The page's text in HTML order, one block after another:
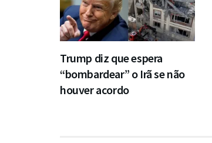
Trump diz que espera
“bombardear” o Irã se não
houver acordo